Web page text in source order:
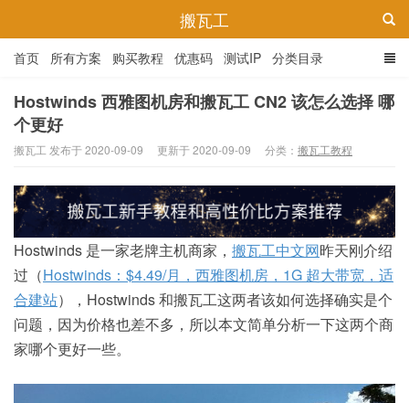
搬瓦工
首页 所有方案 购买教程 优惠码 测试IP 分类目录
Hostwinds 西雅图机房和搬瓦工 CN2 该怎么选择 哪
个更好
搬瓦工 发布于 2020-09-09 更新于 2020-09-09 分类： 搬瓦工教程
Hostwinds 是一家老牌主机商家， 搬瓦工中文网昨天刚介绍
过（Hostwinds：$4.49/月，西雅图机房，1G 超大带宽，适
合建站），Hostwinds 和搬瓦工这两者该如何选择确实是个
问题，因为价格也差不多，所以本文简单分析一下这两个商
家哪个更好一些。